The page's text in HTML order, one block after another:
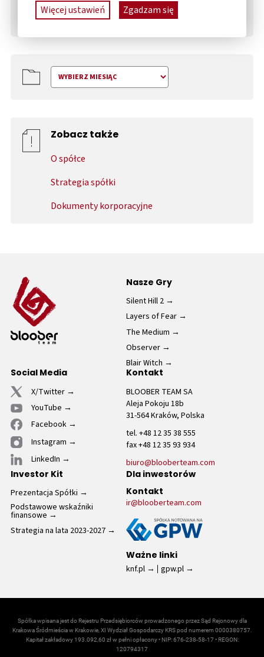
Więcej ustawień Zgadzam się
na Digital Dragons 2026. Bloober Team
zdobywa tytuł Gry Roku
Zobacz także
O spółce
Strategia spółki
Dokumenty korporacyjne
Nasze Gry
Silent Hill 2
Layers of Fear
The Medium
Observer
Blair Witch
Social Media
X/Twitter
YouTube
Facebook
Instagram
LinkedIn
Kontakt
BLOOBER TEAM SA
Aleja Pokoju 18b
31-564 Kraków, Polska
tel. +48 12 35 38 555
fax +48 12 35 93 934
biuro@blooberteam.com
Investor Kit
Prezentacja Spółki
Podstawowe wskaźniki
finansowe
Strategia na lata 2023-2027
Dla inwestorów
Kontakt
ir@blooberteam.com
Ważne linki
knf.pl gpw.pl
Spółka wpisana jest do Rejestru Przedsiębiorców prowadzonego przez Sąd Rejonowy dla
Krakowa Śródmieścia w Krakowie, XI Wydział Gospodarczy KRS pod numerem 0000380757.
Kapitał zakładowy 193.092,60 zł w pełni opłacony • NIP: 676-238-58-17 • REGON:
120794317